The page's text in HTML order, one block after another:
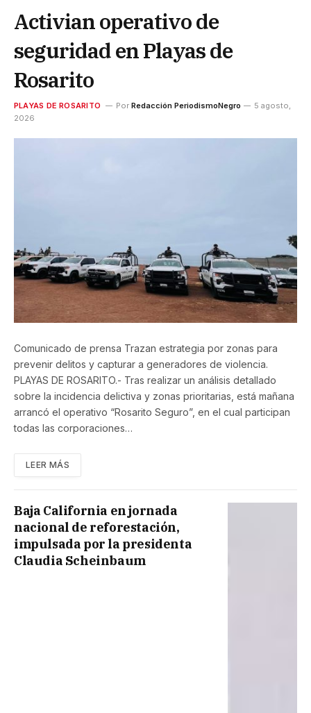
Activian operativo de
seguridad en Playas de
Rosarito
PLAYAS DE ROSARITO Por Redacción PeriodismoNegro
5 agosto,
2026
Comunicado de prensa Trazan estrategia por zonas para
prevenir delitos y capturar a generadores de violencia.
PLAYAS DE ROSARITO.- Tras realizar un análisis detallado
sobre la incidencia delictiva y zonas prioritarias, está mañana
arrancó el operativo “Rosarito Seguro”, en el cual participan
todas las corporaciones…
LEER MÁS
Baja California en jornada
nacional de reforestación,
impulsada por la presidenta
Claudia Scheinbaum